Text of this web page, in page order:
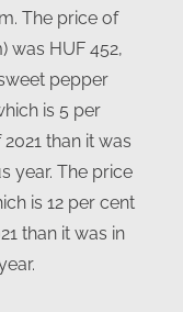
The price of
was HUF 452,
pepper
is 5 per
than it was
year. The price
is 12 per cent
than it was in